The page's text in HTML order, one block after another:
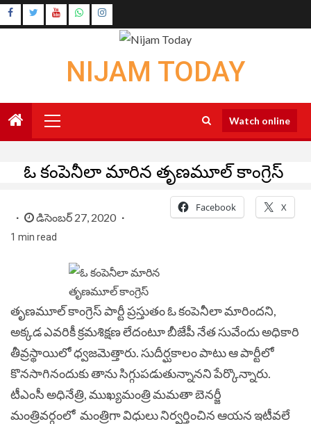
Skip
to
Instagram
NIJAM TODAY
Menu
Watch online
ఓ కంపెనీలా మారిన తృణమూల్ కాంగ్రెస్
డిసెంబర్ 27, 2020
1 min read
Facebook X
తృణమూల్‌ కాంగ్రెస్‌ పార్టీ ప్రస్తుతం ఓ కంపెనీలా మారిందని,
అక్కడ ఎవరికీ క్రమశిక్షణ లేదంటూ బీజేపీ నేత సువేందు అధికారి
తీవ్రస్థాయిలో ధ్వజమెత్తారు. సుదీర్ఘకాలం పాటు ఆ పార్టీలో
కొనసాగినందుకు తాను సిగ్గుపడుతున్నానని పేర్కొన్నారు.
టీఎంసీ అధినేత్రి, ముఖ్యమంత్రి మమతా బెనర్జీ
మంత్రివర్గంలో మంత్రిగా విధులు నిర్వర్తించిన ఆయన ఇటీవలే